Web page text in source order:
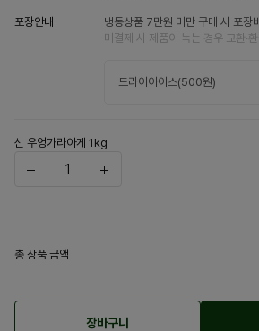
포장안내
냉동상품 7만원 미만 구매 시 포장
미결제 시 제품이 녹는 경우 교환·
드라이아이스(500원)
신 우엉가라아게 1kg
총 상품 금액
장바구니